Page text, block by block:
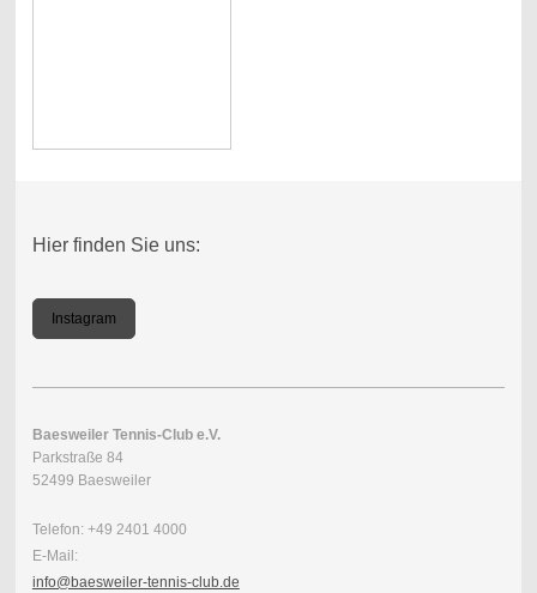
Hier finden Sie uns:
Instagram
Baesweiler Tennis-Club e.V.
Parkstraße 84
52499 Baesweiler
Telefon: +49 2401 4000
E-Mail:
info@baesweiler-tennis-club.de